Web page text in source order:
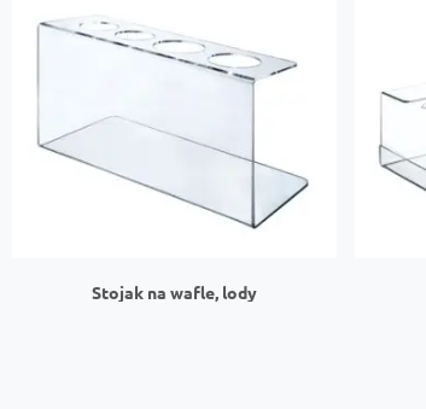
Stojak na wafle, lody